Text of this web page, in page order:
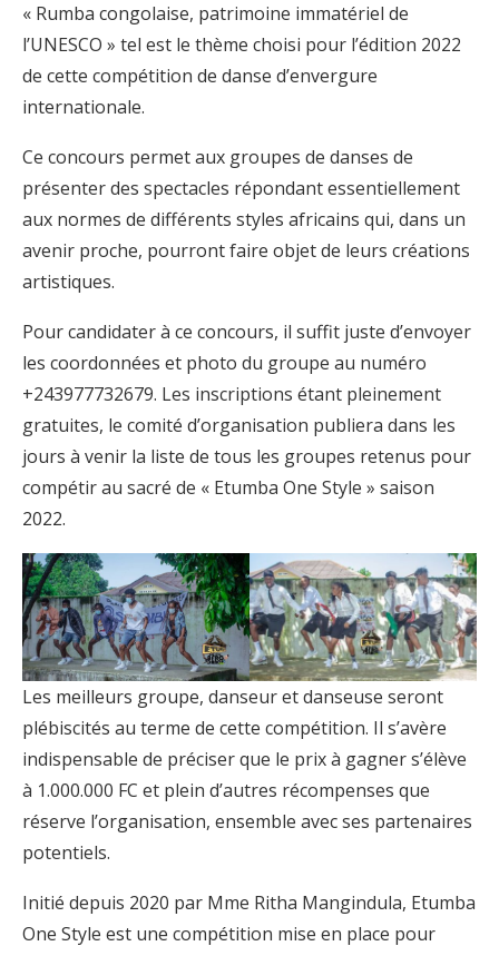
« Rumba congolaise, patrimoine immatériel de
l’UNESCO » tel est le thème choisi pour l’édition 2022
de cette compétition de danse d’envergure
internationale.
Ce concours permet aux groupes de danses de
présenter des spectacles répondant essentiellement
aux normes de différents styles africains qui, dans un
avenir proche, pourront faire objet de leurs créations
artistiques.
Pour candidater à ce concours, il suffit juste d’envoyer
les coordonnées et photo du groupe au numéro
+243977732679. Les inscriptions étant pleinement
gratuites, le comité d’organisation publiera dans les
jours à venir la liste de tous les groupes retenus pour
compétir au sacré de « Etumba One Style » saison
2022.
Les meilleurs groupe, danseur et danseuse seront
plébiscités au terme de cette compétition. Il s’avère
indispensable de préciser que le prix à gagner s’élève
à 1.000.000 FC et plein d’autres récompenses que
réserve l’organisation, ensemble avec ses partenaires
potentiels.
Initié depuis 2020 par Mme Ritha Mangindula, Etumba
One Style est une compétition mise en place pour